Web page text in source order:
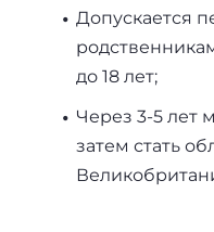
Допускается
до 18 лет;
Через 3-5 лет
затем стать